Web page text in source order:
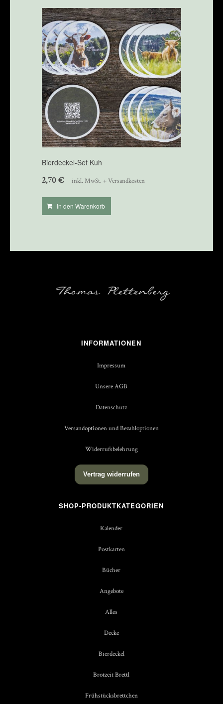
Bierdeckel-Set Kuh
2,70€ inkl. MwSt. + Versandkosten
In den Warenkorb
INFORMATIONEN
Impressum
Unsere AGB
Datenschutz
Versandoptionen und Bezahloptionen
Widerrufsbelehrung
Vertrag widerrufen
SHOP-PRODUKTKATEGORIEN
Kalender
Postkarten
Bücher
Angebote
Alles
Decke
Bierdeckel
Brotzeit Brettl
Frühstücksbrettchen